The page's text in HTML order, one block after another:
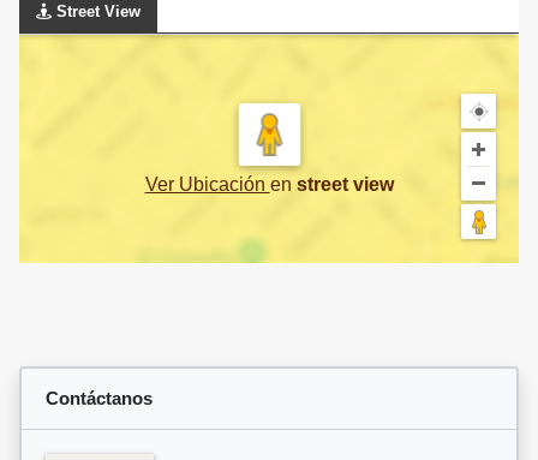
Street View
Ver Ubicación en street view
Contáctanos